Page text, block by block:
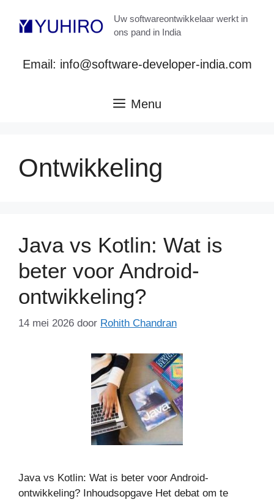
naar
Uw softwareontwikkelaar werkt in
ons pand in India
Email: info@software-developer-india.com
Menu
Ontwikkeling
Java vs Kotlin: Wat is
beter voor Android-
ontwikkeling?
14 mei 2026 door Rohith Chandran
Java vs Kotlin: Wat is beter voor Android-
ontwikkeling? Inhoudsopgave Het debat om te